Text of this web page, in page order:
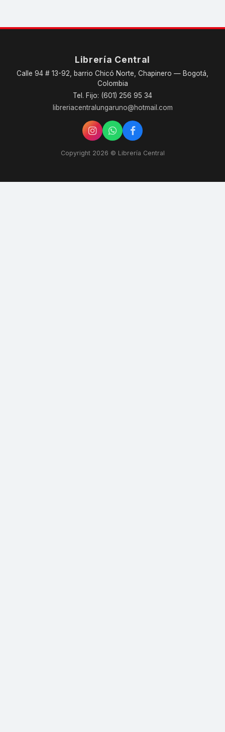
Librería Central
Calle 94 # 13-92, barrio Chicó Norte, Chapinero — Bogotá,
Colombia
Tel. Fijo: (601) 256 95 34
libreriacentralungaruno@hotmail.com
Copyright 2026 © Librería Central